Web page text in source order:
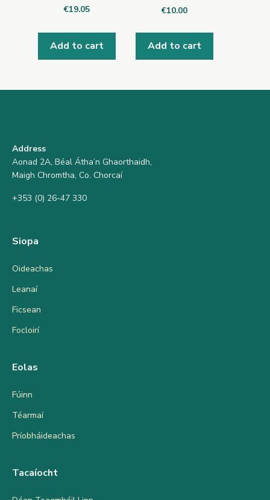
€19.05
Add to cart
€10.00
Add to cart
Address
Aonad 2A, Béal Átha’n Ghaorthaidh,
Maigh Chromtha, Co. Chorcaí
+353 (0) 26-47 330
Siopa
Oideachas
Leanaí
Ficsean
Focloirí
Eolas
Fúinn
Téarmaí
Príobháideachas
Tacaíocht